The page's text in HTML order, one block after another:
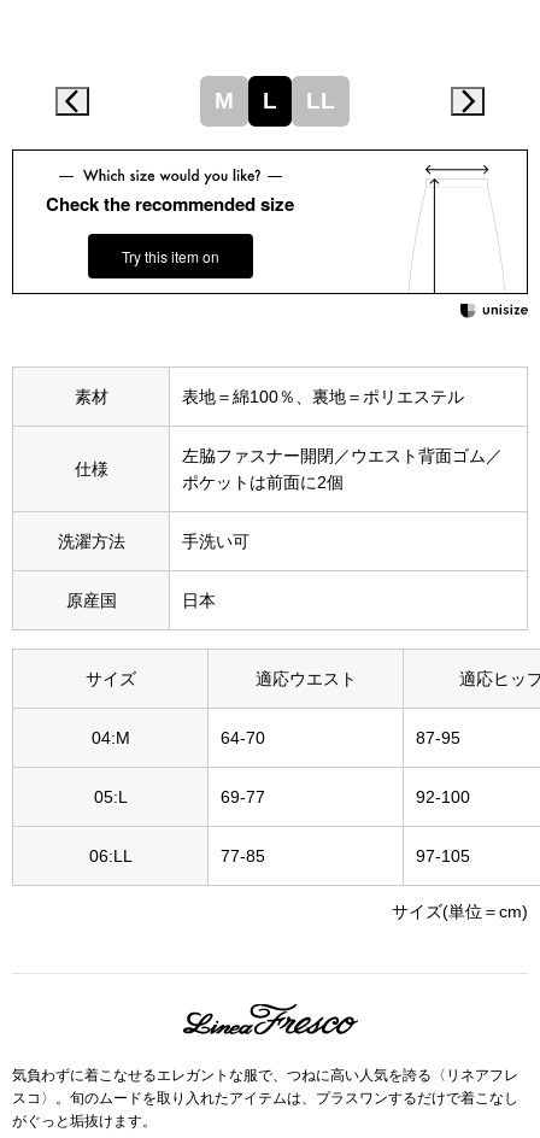
Miss Kyouko／ミスキョウコ
ランド
ク
ズ
その他
財布／小物
財布／コイン
革小物
ネックレス
ブレスレット
その他
帽子
M L LL
Check the recommended size
Try this item on
素材 表地＝綿100％、裏地＝ポリエステル
仕様
左脇ファスナー開閉／ウエスト背面ゴム／
ポケットは前面に2個
洗濯方法 手洗い可
原産国 日本
サイズ 適応ウエスト 適応ヒッ
04:M 64-70 87-95
05:L 69-77 92-100
06:LL 77-85 97-105
サイズ(単位＝cm)
気負わずに着こなせるエレガントな服で、つねに高い人気を誇る〈リネアフレ
スコ〉。旬のムードを取り入れたアイテムは、プラスワンするだけで着こなし
がぐっと垢抜けます。